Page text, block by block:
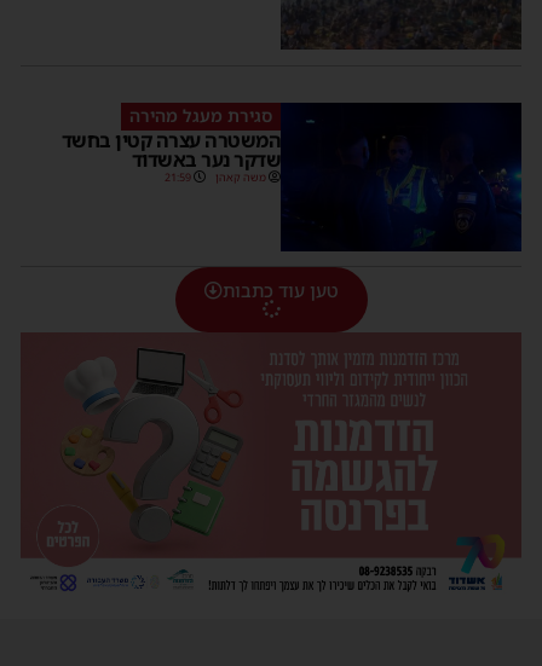
סגירת מעגל מהירה
המשטרה עצרה קטין בחשד
שדקר נער באשדוד
משה קאהן 21:59
טען עוד כתבות